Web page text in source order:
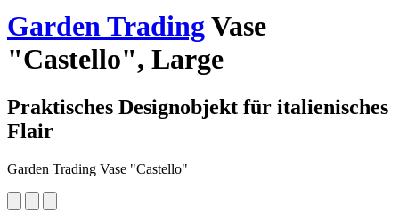
Garden TradingVase
"Castello", Large
Praktisches Designobjekt für italienisches
Flair
Garden Trading Vase "Castello"